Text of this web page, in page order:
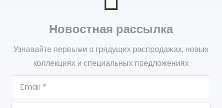
Новостная рассылка
Узнавайте первыми о грядущих распродажах, новых
коллекциях и специальных предложениях